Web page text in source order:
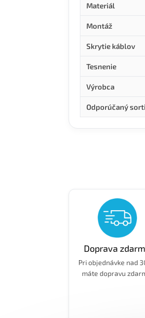
Materiál
Montáž
Skrytie káblov
Tesnenie
Výrobca
Odporúčaný
Doprava
Pri objednávke nad
máte dopravu